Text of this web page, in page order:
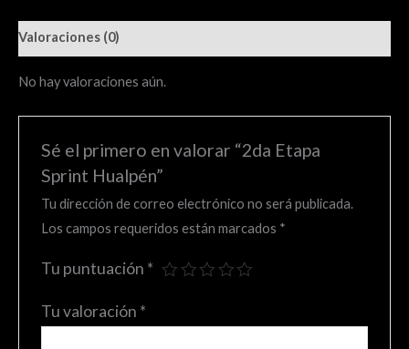
Valoraciones (0)
No hay valoraciones aún.
Sé el primero en valorar “2da Etapa
Sprint Hualpén”
Tu dirección de correo electrónico no será publicada.
Los campos requeridos están marcados *
Tu puntuación *
Tu valoración *